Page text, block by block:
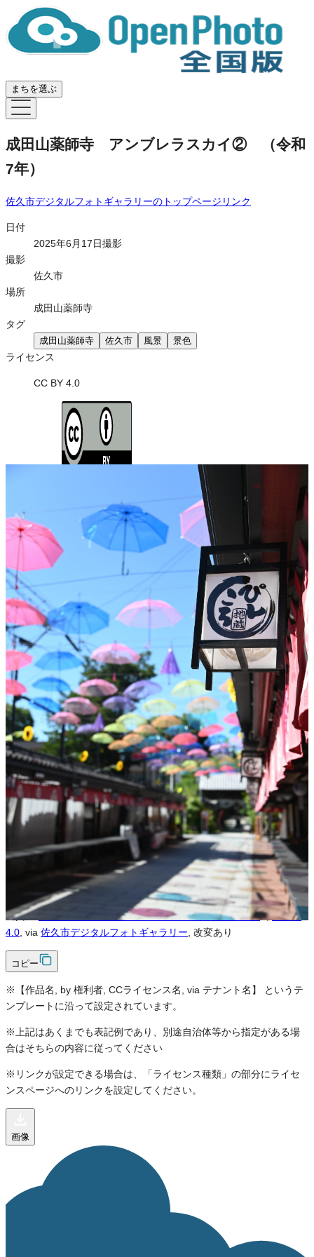
まちを選ぶ
成田山薬師寺 アンブレラスカイ② （令和
7年）
佐久市デジタルフォトギャラリーのトップページリンク
日付
2025年6月17日撮影
撮影
佐久市
場所
成田山薬師寺
タグ
成田山薬師寺 佐久市 風景 景色
ライセンス
CC BY 4.0
JSON-LD出力
ダウンロード
この画像は、営利・非営利を問わずご利用いただけます。トリミン
グ・色変更などの改変も可能です。クレジット表記は必須です。
※本サイトの 利用規約 も適用されます。
営利利用
可
改変
可
クレジット表記
必須
クレジット表記例
出典：“成田山薬師寺 アンブレラスカイ② （令和7年）”,CC BY
佐久市デジタルフォトギャラリー
＜改変した場合＞クレジット表記例
出典：“ 成田山薬師寺 アンブレラスカイ② （令和7年）”,CC BY
4.0 , via 佐久市デジタルフォトギャラリー , 改変あり
コピー
※【作品名, by 権利者, CCライセンス名, via テナント名】 というテ
ンプレートに沿って設定されています。
※上記はあくまでも表記例であり、別途自治体等から指定がある場
合はそちらの内容に従ってください
※リンクが設定できる場合は、「ライセンス種類」の部分にライセ
ンスページへのリンクを設定してください。
画像